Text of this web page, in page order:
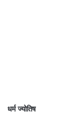
धर्म ज्योतिष